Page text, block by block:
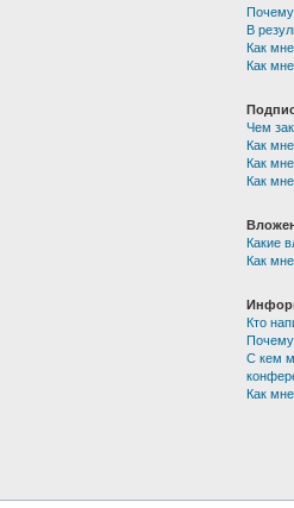
Почему
В
Как
Как
Чем
Как
Как
Как
Какие
Как
Кто
Почему
С кем
Как